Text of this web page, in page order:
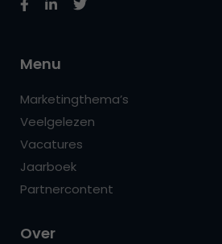
Menu
Marketingthema’s
Veelgelezen
Vacatures
Jaarboek
Partnercontent
Over